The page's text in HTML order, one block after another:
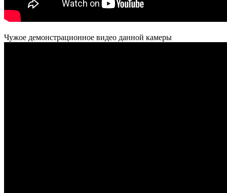
Чужое демонстрационное видео данной камеры